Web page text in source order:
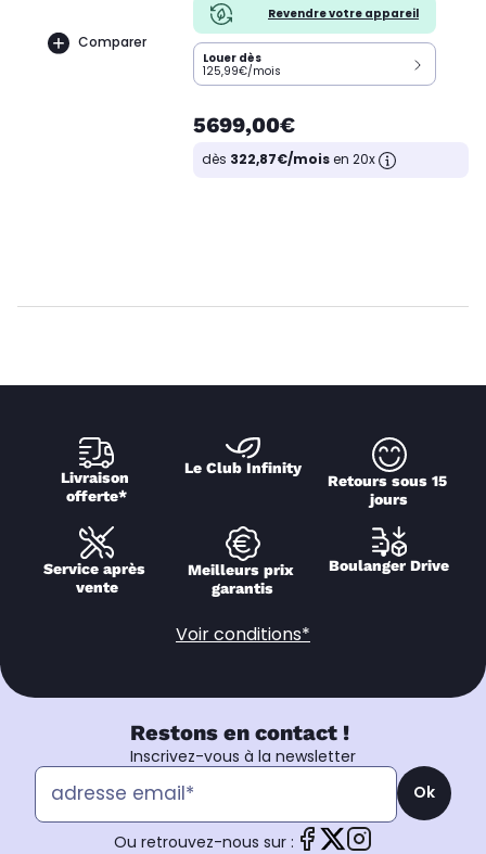
Comparer
Revendre votre appareil
Louer dès
125,99€/mois
5699,00€
dès 322,87€/moisen 20x
Livraison
offerte*
Le Club Infinity
Retours sous 15
jours
Service après
vente
Meilleurs prix
garantis
Boulanger Drive
Voir conditions*
Restons en contact !
Inscrivez-vous à la newsletter
Ok
Ou retrouvez-nous sur :